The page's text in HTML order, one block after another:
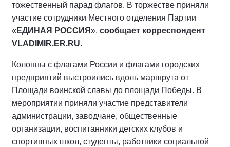
тожественный парад флагов. В торжестве приняли
участие сотрудники Местного отделения Партии
« ЕДИНАЯ РОССИЯ», сообщает корреспондент
VLADIMIR.ER.RU.
Колонны с флагами России и флагами городских
предприятий выстроились вдоль маршрута от
Площади воинской славы до площади Победы. В
мероприятии приняли участие представители
администрации, заводчане, общественные
организации, воспитанники детских клубов и
спортивных школ, студенты, работники социальной